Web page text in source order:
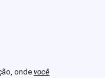
ondevocê